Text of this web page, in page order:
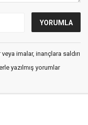
imalar, inançlara saldırı
yazılmış yorumlar